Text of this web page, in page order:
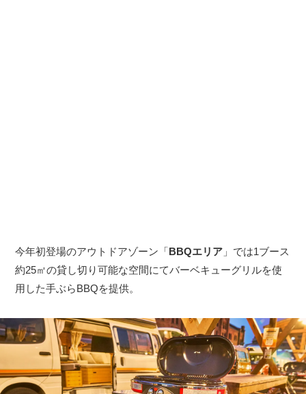
今年初登場のアウトドアゾーン「BBQエリア 」では1ブース
約25㎡の貸し切り可能な空間にてバーベキューグリルを使
用した手ぶらBBQを提供。